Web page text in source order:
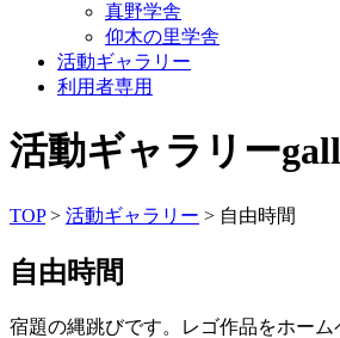
真野学舎
仰木の里学舎
活動ギャラリー
利用者専用
活動ギャラリー
TOP> 活動ギャラリー > 自由時間
自由時間
宿題の縄跳びです。レゴ作品をホー